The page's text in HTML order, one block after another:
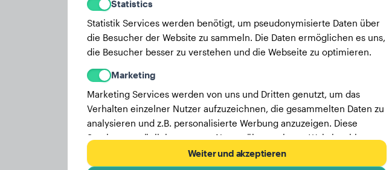
Statistics
Statistik Services werden benötigt, um pseudonymisierte Daten über
die Besucher der Website zu sammeln. Die Daten ermöglichen es uns,
die Besucher besser zu verstehen und die Webseite zu optimieren.
Marketing
Marketing Services werden von uns und Dritten genutzt, um das
Verhalten einzelner Nutzer aufzuzeichnen, die gesammelten Daten zu
analysieren und z.B. personalisierte Werbung anzuzeigen. Diese
Services ermöglichen es uns, Nutzer über mehrere Websites hinweg
Weiter und akzeptieren